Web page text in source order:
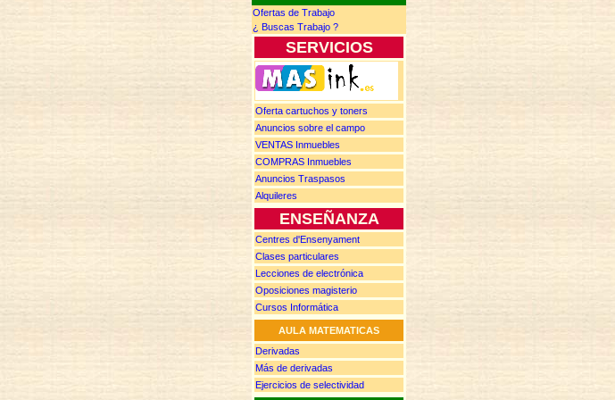
Ofertas de Trabajo
¿ Buscas Trabajo ?
SERVICIOS
Oferta cartuchos y toners
Anuncios sobre el campo
VENTAS Inmuebles
COMPRAS Inmuebles
Anuncios Traspasos
Alquileres
ENSEÑANZA
Centres d'Ensenyament
Clases particulares
Lecciones de electrónica
Oposiciones magisterio
Cursos Informática
AULA MATEMATICAS
Derivadas
Más de derivadas
Ejercicios de selectividad